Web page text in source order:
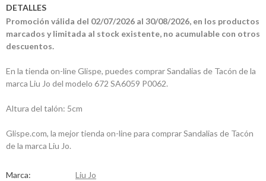
DETALLES
Promoción válida del 02/07/2026 al 30/08/2026, en los productos
marcados y limitada al stock existente, no acumulable con otros
descuentos.
En la tienda on-line Glispe, puedes comprar Sandalias de Tacón de la
marca Liu Jo del modelo 672 SA6059 P0062.
Altura del talón: 5cm
Glispe.com, la mejor tienda on-line para comprar Sandalias de Tacón
de la marca Liu Jo.
Marca: Liu Jo